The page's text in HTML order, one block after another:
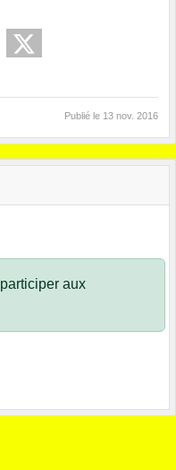
Publié le 13 nov. 2016
aux